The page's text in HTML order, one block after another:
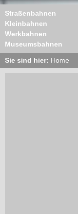
Straßenbahnen
Kleinbahnen
Werkbahnen
Museumsbahnen
Sie sind hier: Home